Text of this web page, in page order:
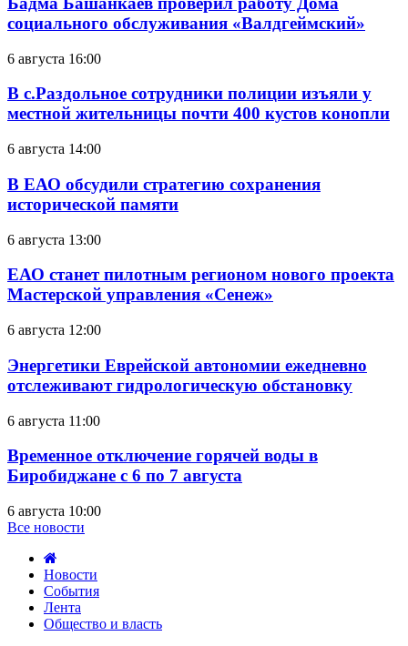
социального обслуживания «Валдгеймский»
6 августа 16:00
В с.Раздольное сотрудники полиции изъяли у
местной жительницы почти 400 кустов конопли
6 августа 14:00
В ЕАО обсудили стратегию сохранения
исторической памяти
6 августа 13:00
ЕАО станет пилотным регионом нового проекта
Мастерской управления «Сенеж»
6 августа 12:00
Энергетики Еврейской автономии ежедневно
отслеживают гидрологическую обстановку
6 августа 11:00
Временное отключение горячей воды в
Биробиджане с 6 по 7 августа
6 августа 10:00
Все новости
Новости
События
Лента
Общество и власть